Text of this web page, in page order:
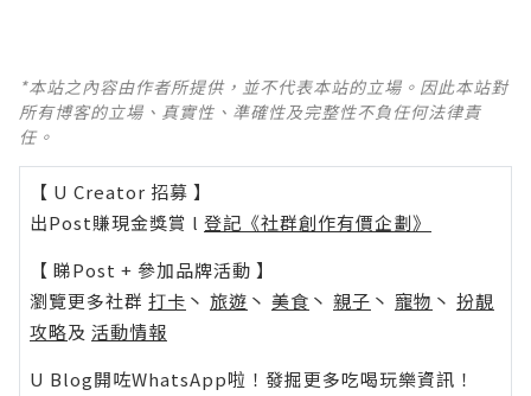
*本站之內容由作者所提供，並不代表本站的立場。因此本站對
所有博客的立場、真實性、準確性及完整性不負任何法律責
任。
【 U Creator 招募 】
出Post賺現金獎賞 l 登記《社群創作有價企劃》
【 睇Post + 參加品牌活動 】
瀏覽更多社群 打卡 丶 旅遊 丶 美食 丶 親子 丶 寵物 丶 扮靚
攻略及 活動情報
U Blog開咗WhatsApp啦！發掘更多吃喝玩樂資訊！